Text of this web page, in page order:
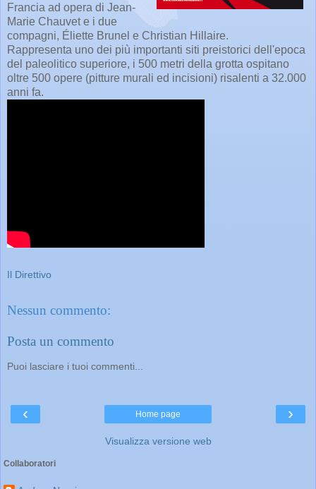
Francia ad opera di Jean-
Marie Chauvet e i due
compagni, Éliette Brunel e Christian Hillaire.
Rappresenta uno dei più importanti siti preistorici dell'epoca
del paleolitico superiore, i 500 metri della grotta ospitano
oltre 500 opere (pitture murali ed incisioni) risalenti a 32.000
anni fa.
Il Direttivo
Nessun commento:
Posta un commento
Puoi lasciare i tuoi commenti...
‹ ›
Home page
Visualizza versione web
Collaboratori